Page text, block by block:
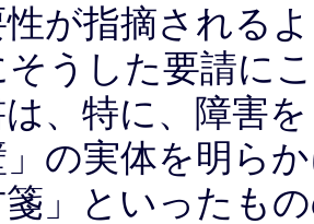
が指摘される
そうした要請に
、特に、障害
の実体を明ら
箋」といったも